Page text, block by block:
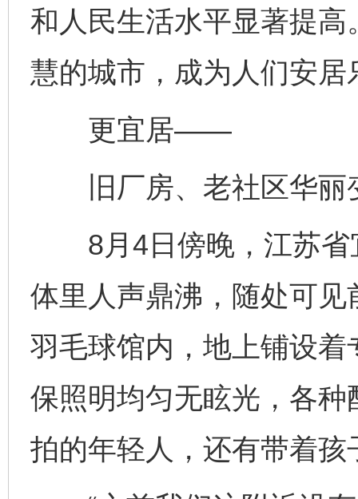
和人民生活水平显著提
慧的城市，成为人们安
更宜居——
旧厂房、老社区华丽
8月4日傍晚，江苏省
体里人声鼎沸，随处可
羽毛球馆内，地上铺设
保照明均匀无眩光，各
拍的年轻人，还有带着